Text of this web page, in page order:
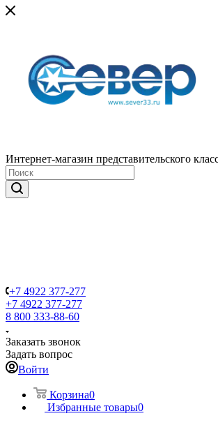
Интернет-магазин представительского
+7 4922 377-277
+7 4922 377-277
8 800 333-88-60
Заказать звонок
Задать вопрос
Войти
Корзина0
Избранные товары0